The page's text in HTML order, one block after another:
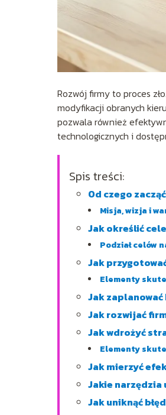
Rozwój firmy to proces
modyfikacji obranych
pozwala również
technologicznych i
Spis treści:
Od czego
Misja, wizja i
Jak określić
Podział celów
Jak
Elementy
Jak
Jak rozwijać
Jak wdrożyć
Elementy
Jak mierzyć
Jakie narzędzia
Jak uniknąć